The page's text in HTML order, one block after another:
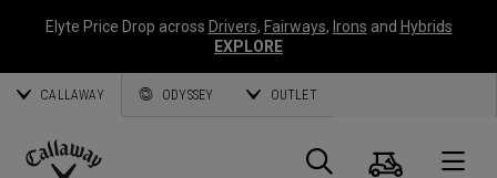
Elyte Price Drop across Drivers, Fairways, Irons and Hybrids
EXPLORE
CALLAWAY ODYSSEY OUTLET
Panier